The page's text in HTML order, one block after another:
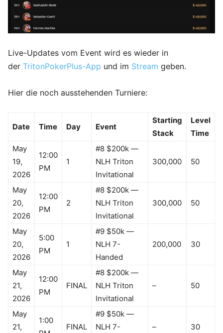
Live-Updates vom Event wird es wieder in
der TritonPokerPlus-App und im Stream geben.
Hier die noch ausstehenden Turniere:
Date Time Day Event
Starting
Stack
Level
Time
May
19,
2026
12:00
PM
1
#8 $200k —
NLH Triton
Invitational
300,000 50
May
20,
2026
12:00
PM
2
#8 $200k —
NLH Triton
Invitational
300,000 50
May
20,
2026
5:00
PM
1
#9 $50k —
NLH 7-
Handed
200,000 30
May
21,
2026
12:00
PM
FINAL
#8 $200k —
NLH Triton
Invitational
– 50
May
21,
1:00
FINAL
#9 $50k —
NLH 7-
– 30